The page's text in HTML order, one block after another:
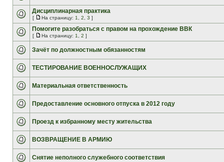
Дисциплинарная практика
[ На страницу: 1 2 3 ]
Помогите разобраться с правом на прохождение ВВК
[ На страницу: 1 2 ]
Зачёт по должностным обязанностям
ТЕСТИРОВАНИЕ ВОЕННОСЛУЖАЩИХ
Материальная ответственность
Предоставление основного отпуска в 2012 году
Проезд к избранному месту жительства
ВОЗВРАЩЕНИЕ В АРМИЮ
Снятие неполного служебного соответствия